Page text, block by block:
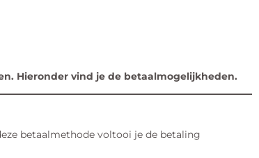
Hieronder vind je de betaalmogelijkheden.
betaalmethode voltooi je de betaling